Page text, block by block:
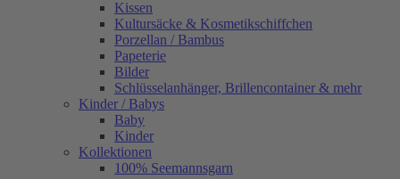
Kissen
Kultursäcke & Kosmetikschiffchen
Porzellan / Bambus
Papeterie
Bilder
Schlüsselanhänger, Brillencontainer & mehr
Kinder / Babys
Baby
Kinder
Kollektionen
100% Seemannsgarn